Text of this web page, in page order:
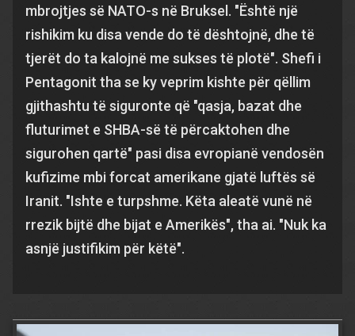
mbrojtjes së NATO-s në Bruksel. "Është një
rishikim ku disa vende do të dështojnë, dhe të
tjerët do ta kalojnë me sukses të plotë". Shefi i
Pentagonit tha se ky veprim kishte për qëllim
gjithashtu të siguronte që "qasja, bazat dhe
fluturimet e SHBA-së të përcaktohen dhe
sigurohen qartë" pasi disa evropianë vendosën
kufizime mbi forcat amerikane gjatë luftës së
Iranit. "Ishte e turpshme. Këta aleatë vunë në
rrezik bijtë dhe bijat e Amerikës", tha ai. "Nuk ka
asnjë justifikim për këtë".